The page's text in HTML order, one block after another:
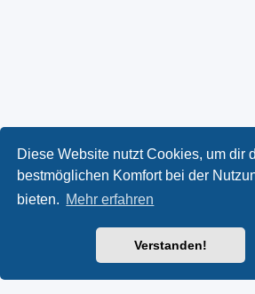
Diese Website nutzt Cookies, um dir
bestmöglichen Komfort bei der
bieten. Mehr erfahren
Verstanden!